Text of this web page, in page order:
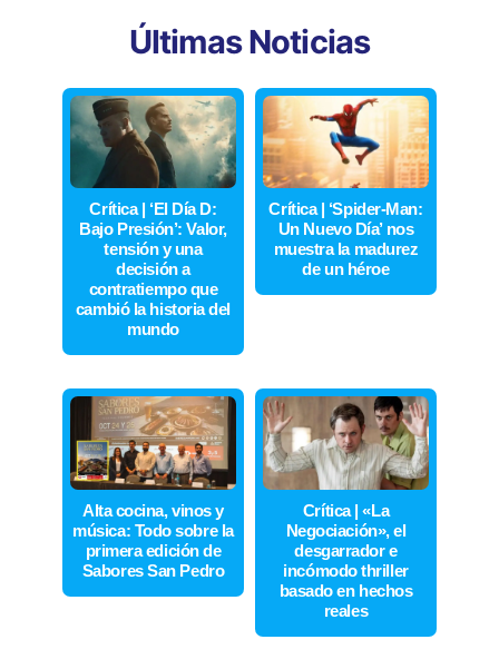
Últimas Noticias
Crítica | ‘El Día D:
Bajo Presión’: Valor,
tensión y una
decisión a
contratiempo que
cambió la historia del
mundo
Crítica | ‘Spider-Man:
Un Nuevo Día’ nos
muestra la madurez
de un héroe
Alta cocina, vinos y
música: Todo sobre la
primera edición de
Sabores San Pedro
Crítica | «La
Negociación», el
desgarrador e
incómodo thriller
basado en hechos
reales